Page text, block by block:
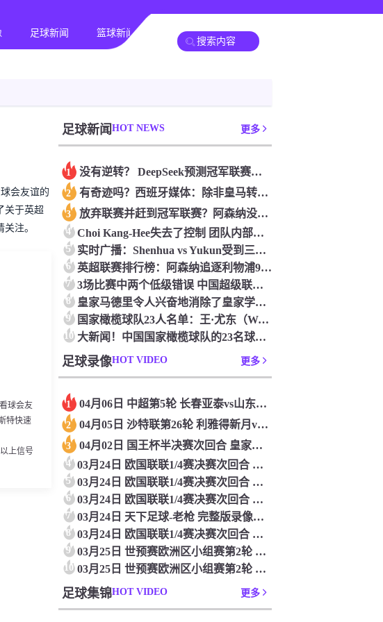
足球新闻 篮球新闻
会友谊的
关于英超
注。
球会友
特快速
上信号
足球新闻 HOT NEWS 更多
1 没有逆转？ DeepSeek预测冠军联赛的第二回合：4支球队在第一回合中获胜 枪手输了
2 有奇迹吗？西班牙媒体：除非皇马转过身赢得西甲或欧洲冠军
3 放弃联赛并赶到冠军联赛？阿森纳没有希望赢得英超杯 赢得欧洲冠军的可能性
4 Choi Kang-Hee失去了控制 团队内部的冲突很突出 只有一个人可以从水火中拯救崔孔
5 实时广播：Shenhua vs Yukun受到三项有争议的惩罚 Yukun将向中国足球联合会提出投诉
6 英超联赛排行榜：阿森纳追逐利物浦9分 曼联连续三件坏事
7 3场比赛中两个低级错误 中国超级联赛的前守门员很老 是时候让位了 最好的继任者出现
8 皇家马德里令人兴奋地消除了皇家学会 安彭负责造成巨大的灾难！
9 国家橄榄球队23人名单：王·尤东（Wang Yudong）首次被选为第11名 塞吉尼奥（Serginho）在名单上
10 大新闻！中国国家橄榄球队的23名球员被确认是第一次进入阵容
足球录像HOT VIDEO 更多
1 04月06日 中超第5轮 长春亚泰vs山东泰山 全场录像
2 04月05日 沙特联第26轮 利雅得新月vs利雅得胜利 全场录像
3 04月02日 国王杯半决赛次回合 皇家马德里vs皇家社会 全场录像
4 03月24日 欧国联联1/4赛决赛次回合 德国vs意大利 全场录像回放
5 03月24日 欧国联联1/4赛决赛次回合 法国vs克罗地亚 全场录像回放
6 03月24日 欧国联联1/4赛决赛次回合 葡萄牙vs丹麦 全场录像回放
7 03月24日 天下足球-老枪 完整版录像回放
8 03月24日 欧国联联1/4赛决赛次回合 西班牙vs荷兰 全场录像回放
9 03月25日 世预赛欧洲区小组赛第2轮 立陶宛vs芬兰 全场录像回放
10 03月25日 世预赛欧洲区小组赛第2轮 波兰vs马耳他 全场录像回放
足球集锦HOT VIDEO 更多